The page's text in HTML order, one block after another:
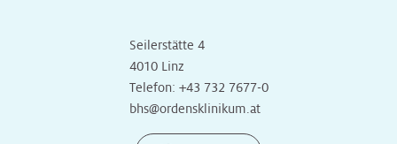
Seilerstätte 4
4010 Linz
Telefon: +43 732 7677-0
bhs@ordensklinikum.at